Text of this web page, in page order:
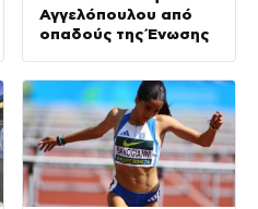
Αγγελόπουλου από
οπαδούς της Ένωσης